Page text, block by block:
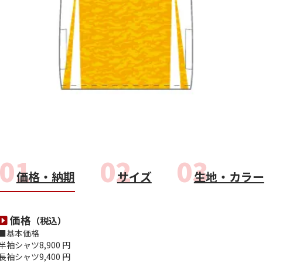
価格・納期 サイズ 生地・カラー
価格（税込）
基本価格
袖シャツ8,900 円
袖シャツ9,400 円